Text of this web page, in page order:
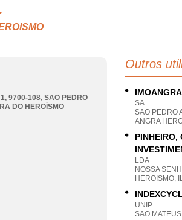
9700-108, SAO PEDRO
DO HEROÍSMO
Outros
SA
SAO PEDRO
ANGRA
PINHEIRO,
LDA
NOSSA
HEROISMO,
UNIP
SAO